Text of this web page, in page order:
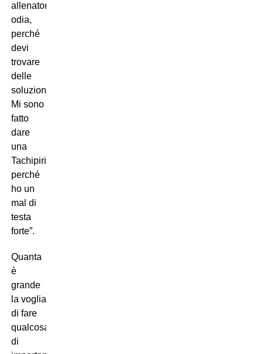
allenatore
odia,
perché
devi
trovare
delle
soluzioni.
Mi sono
fatto
dare
una
Tachipirina,
perché
ho un
mal di
testa
forte”.
Quanta
è
grande
la voglia
di fare
qualcosa
di